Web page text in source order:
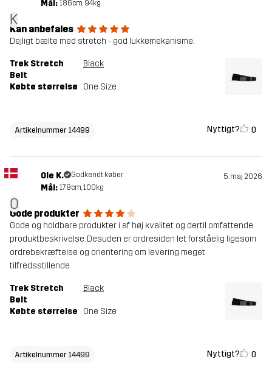
K
Mål: 186cm, 94kg
Kan anbefales
Dejligt bælte med stretch - god lukkemekanisme.
Trek Stretch
Belt
Black
Købte størrelse One Size
Artikelnummer 14499 Nyttigt? 0
O
Ole K. Godkendt køber 5. maj 2026
Mål: 178cm, 100kg
Gode produkter
Gode og holdbare produkter i af høj kvalitet og dertil omfattende
produktbeskrivelse. Desuden er ordresiden let forståelig ligesom
ordrebekræftelse og orientering om levering meget
tilfredsstillende.
Trek Stretch
Belt
Black
Købte størrelse One Size
Artikelnummer 14499 Nyttigt? 0